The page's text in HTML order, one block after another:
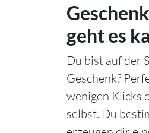
geht es
Du bist auf der
Geschenk?
wenigen Klicks
selbst. Du